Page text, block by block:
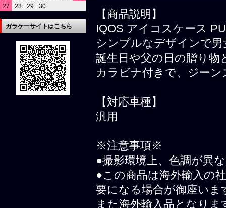
【商品説明】
IQOS アイコスケース
シンプルなデザインで
誕生日や父の日の贈り
カラビナ付きで、ジー
【対応車種】
汎用
※注意事項※
●撮影環境上、色調が異
●この商品は海外輸入の
要になる場合が御座いま
また海外輸入品となり
27
28 29 30
ガラケーサイトはこちら